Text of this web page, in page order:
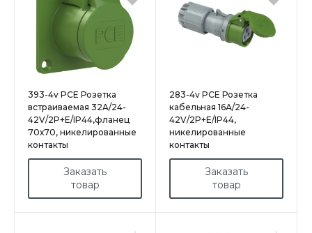
393-4v PCE Розетка
встраиваемая 32A/24-
42V/2P+E/IP44,фланец
70х70, никелированные
контакты
Заказать
товар
283-4v PCE Розетка
кабельная 16А/24-
42V/2P+E/IP44,
никелированные
контакты
Заказать
товар